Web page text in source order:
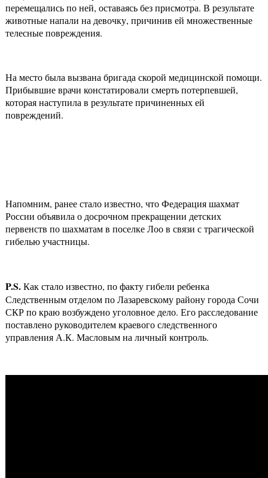
перемещались по ней, оставаясь без присмотра. В результате
животные напали на девочку, причинив ей множественные
телесные повреждения.
На место была вызвана бригада скорой медицинской помощи.
Прибывшие врачи констатировали смерть потерпевшей,
которая наступила в результате причиненных ей
повреждений.
Напомним, ранее стало известно, что Федерация шахмат
России объявила о досрочном прекращении детских
первенств по шахматам в поселке Лоо в связи с трагической
гибелью участницы.
P.S.Как стало известно, по факту гибели ребенка
Следственным отделом по Лазаревскому району города Сочи
СКР по краю возбуждено уголовное дело. Его расследование
поставлено руководителем краевого следственного
управления А.К. Масловым на личный контроль.